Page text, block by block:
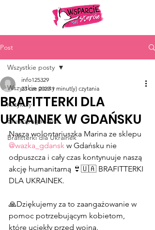
Post
Wszystkie posty
Artykuły
Biustopogadanki
Brafitterki dla Ukrainek
Wszystkie posty
BRAFITTERKI DLA
UKRAINEK W GDAŃSKU
info125329
23 cze 2023 1 minut(y) czytania
Nasza wolontariuszka Marina ze sklepu
@wazka_gdansk w Gdańsku nie
odpuszcza i cały czas kontynuuje naszą
akcję humanitarną 👙🇺🇦 BRAFITTERKI
DLA UKRAINEK.
🙏Dziękujemy za to zaangażowanie w
pomoc potrzebującym kobietom,
które uciekły przed wojną.